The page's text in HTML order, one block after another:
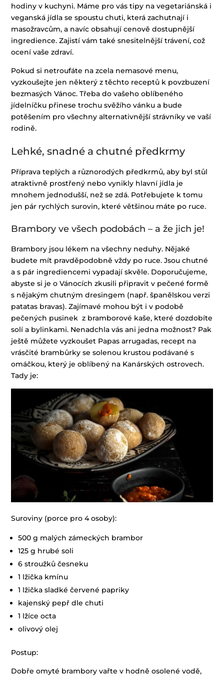
hodiny v kuchyni. Máme pro vás tipy na vegetariánská i
veganská jídla se spoustu chuti, která zachutnají i
masožravcům, a navíc obsahují cenově dostupnější
ingredience. Zajistí vám také snesitelnější trávení, což
ocení vaše zdraví.
Pokud si netroufáte na zcela nemasové menu,
vyzkoušejte jen některý z těchto receptů k povzbuzení
bezmasých Vánoc. Třeba do vašeho oblíbeného
jídelníčku přinese trochu svěžího vánku a bude
potěšením pro všechny alternativnější strávníky ve vaší
rodině.
Lehké, snadné a chutné předkrmy
Příprava teplých a různorodých předkrmů, aby byl stůl
atraktivně prostřený nebo vynikly hlavní jídla je
mnohem jednodušší, než se zdá. Potřebujete k tomu
jen pár rychlých surovin, které většinou máte po ruce.
Brambory ve všech podobách – a že jich je!
Brambory jsou lékem na všechny neduhy. Nějaké
budete mít pravděpodobně vždy po ruce. Jsou chutné
a s pár ingrediencemi vypadají skvěle. Doporučujeme,
abyste si je o Vánocích zkusili připravit v pečené formě
s nějakým chutným dresingem (např. španělskou verzi
patatas bravas). Zajímavé mohou být i v podobě
pečených pusinek z bramborové kaše, které dozdobíte
solí a bylinkami. Nenadchla vás ani jedna možnost? Pak
ještě můžete vyzkoušet Papas arrugadas, recept na
vrásčité brambůrky se solenou krustou podávané s
omáčkou, který je oblíbený na Kanárských ostrovech.
Tady je:
Suroviny (porce pro 4 osoby):
500 g malých zámeckých brambor
125 g hrubé soli
6 stroužků česneku
1 lžička kmínu
1 lžička sladké červené papriky
kajenský pepř dle chuti
1 lžíce octa
olivový olej
Postup:
Dobře omyté brambory vařte v hodně osolené vodě,